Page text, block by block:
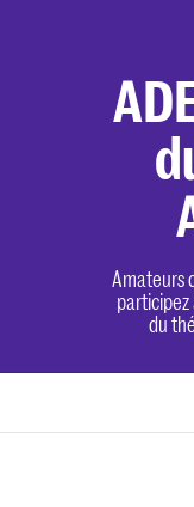
Amateurs
participez
du